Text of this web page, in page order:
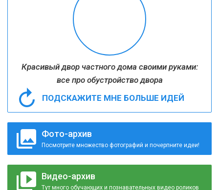
Красивый двор частного дома своими руками:
все про обустройство двора
ПОДСКАЖИТЕ МНЕ БОЛЬШЕ ИДЕЙ
Фото-архив
Посмотрите множество фотографий и почерпните идеи!
Видео-архив
Тут много обучающих и познавательных видео роликов